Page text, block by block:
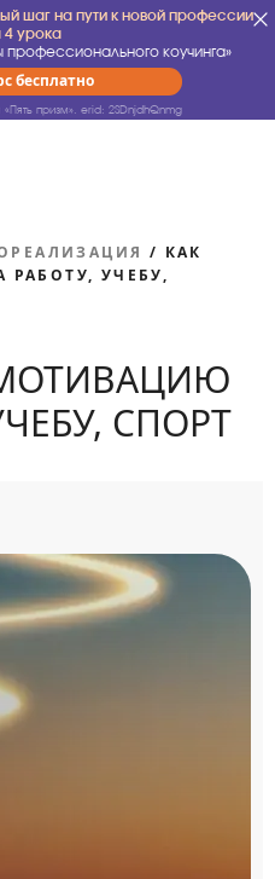
шаг на пути к новой профессии
4 урока
коучинга»
бесплатно
призм». erid: 2SDnjdhQnmg
/ КАК
УЧЕБУ,
СПОРТ